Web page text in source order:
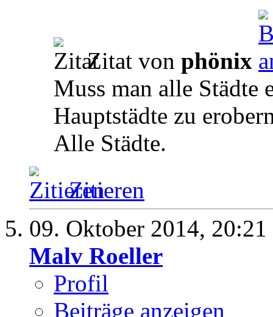
Zitat von phönix
Muss man alle Städte
Hauptstädte zu
Alle Städte.
Zitieren
09. Oktober 2014, 20:21
Malv Roeller
Profil
Beiträge anzeigen